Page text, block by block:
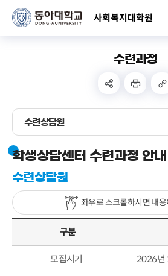
사회복지대학원
수련과정
수련상담원
학생상담센터 수련과정 안내
수련상담원
좌우로 스크롤하시면 내
구분
모집시기 2026년